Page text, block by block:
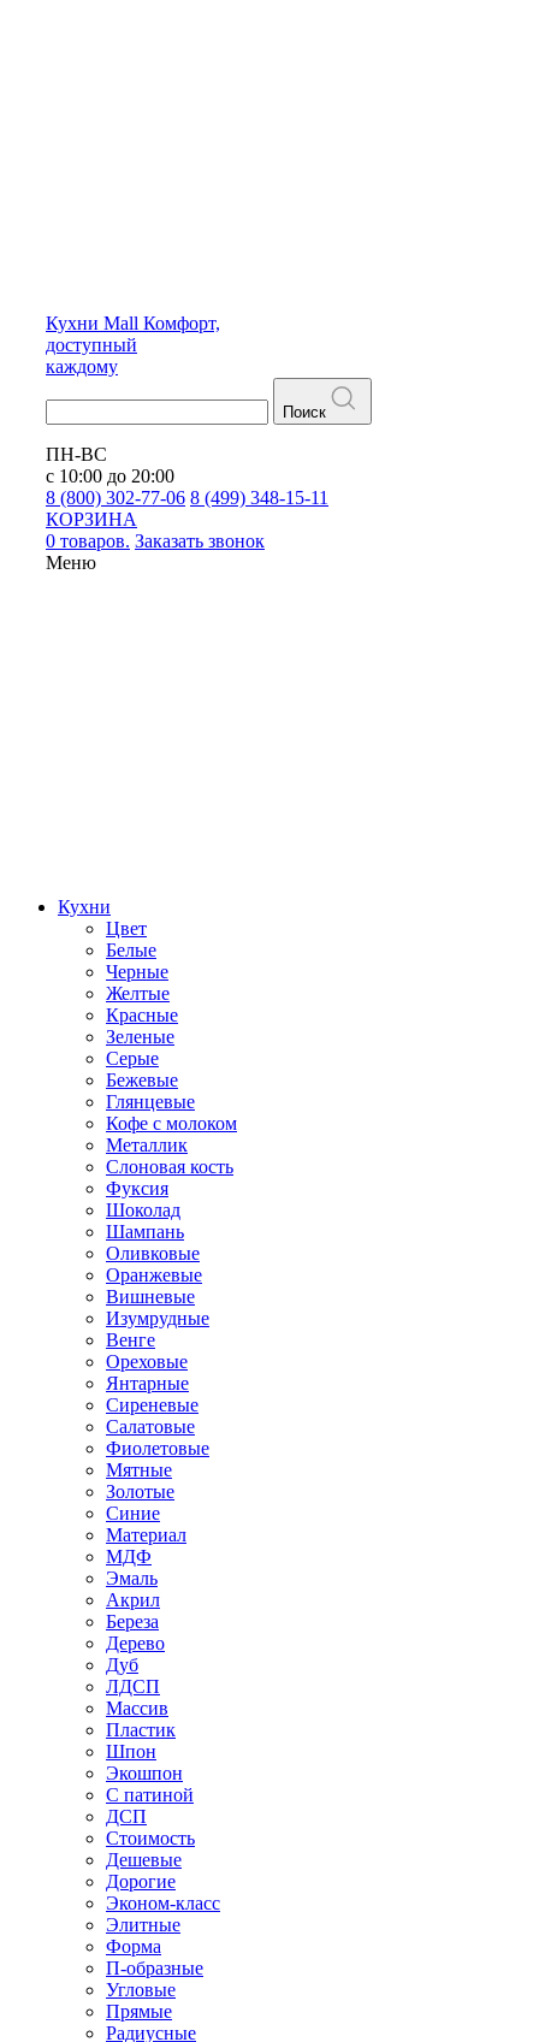
Кухни Mall Комфорт,
доступный
каждому
Поиск
ПН-ВС
с 10:00 до 20:00
8 (800) 302-77-06 8 (499) 348-15-11
КОРЗИНА
0 товаров. Заказать звонок
Меню
Кухни
Цвет
Белые
Черные
Желтые
Красные
Зеленые
Серые
Бежевые
Глянцевые
Кофе с молоком
Металлик
Слоновая кость
Фуксия
Шоколад
Шампань
Оливковые
Оранжевые
Вишневые
Изумрудные
Венге
Ореховые
Янтарные
Сиреневые
Салатовые
Фиолетовые
Мятные
Золотые
Синие
Материал
МДФ
Эмаль
Акрил
Береза
Дерево
Дуб
ЛДСП
Массив
Пластик
Шпон
Экошпон
С патиной
ДСП
Стоимость
Дешевые
Дорогие
Эконом-класс
Элитные
Форма
П-образные
Угловые
Прямые
Радиусные